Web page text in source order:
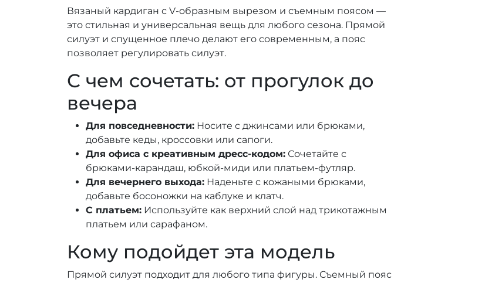
Вязаный кардиган с V-образным вырезом и съемным поясом —
это стильная и универсальная вещь для любого сезона. Прямой
силуэт и спущенное плечо делают его современным, а пояс
позволяет регулировать силуэт.
С чем сочетать: от прогулок до
вечера
Для повседневности: Носите с джинсами или брюками,
добавьте кеды, кроссовки или сапоги.
Для офиса с креативным дресс-кодом: Сочетайте с
брюками-карандаш, юбкой-миди или платьем-футляр.
Для вечернего выхода: Наденьте с кожаными брюками,
добавьте босоножки на каблуке и клатч.
С платьем: Используйте как верхний слой над трикотажным
платьем или сарафаном.
Кому подойдет эта модель
Прямой силуэт подходит для любого типа фигуры. Съемный пояс